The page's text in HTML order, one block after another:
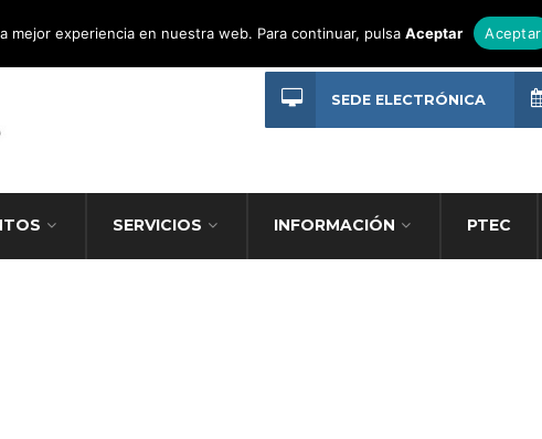
SERVICIOS INFORMACIÓN PTEC
SEDE ELECTRÓNICA
mejor experiencia en nuestra web. Para continuar, pulsaAceptar Aceptar